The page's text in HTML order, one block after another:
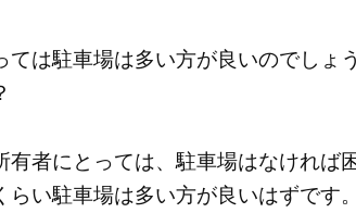
ては駐車場は多い方が良いのでしょ
者にとっては、駐車場はなければ
らい駐車場は多い方が良いはずです